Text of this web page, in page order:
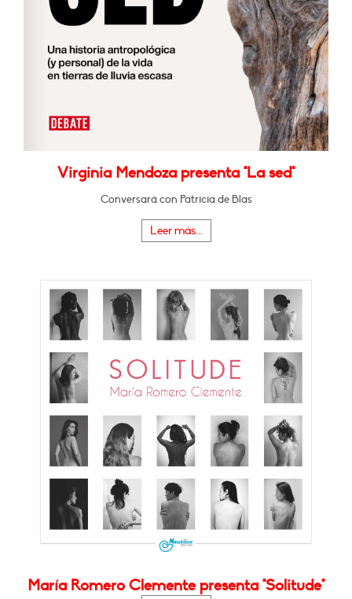
Virginia Mendoza presenta "La sed"
Conversará con Patricia de Blas
Leer más...
María Romero Clemente presenta "Solitude"